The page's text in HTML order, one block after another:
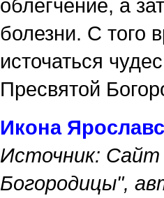
облегчение, а
болезни. С того
источаться
Пресвятой
Икона
Источник: Сайт
Богородицы",